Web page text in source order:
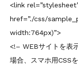
<link
href=”./css/
width:764px)”>
<!– WEBサイトを表
場合、スマホ用CSS